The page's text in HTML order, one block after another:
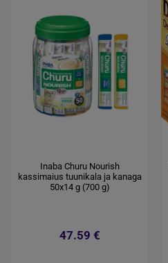
Inaba Churu Nourish
kassimaius tuunikala ja kanaga
50x14 g (700 g)
47.59 €